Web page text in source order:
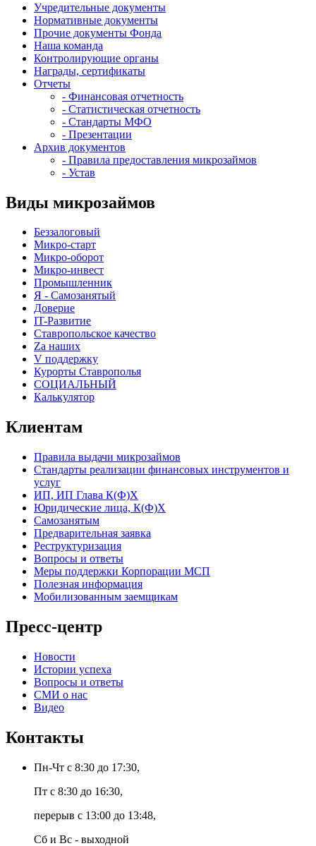
Учредительные документы
Нормативные документы
Прочие документы Фонда
Наша команда
Контролирующие органы
Награды, сертификаты
Отчеты
- Финансовая отчетность
- Статистическая отчетность
- Стандарты МФО
- Презентации
Архив документов
- Правила предоставления микрозаймов
- Устав
Виды микрозаймов
Беззалоговый
Микро-старт
Микро-оборот
Микро-инвест
Промышленник
Я - Самозанятый
Доверие
IT-Развитие
Ставропольское качество
Za наших
V поддержку
Курорты Ставрополья
СОЦИАЛЬНЫЙ
Калькулятор
Клиентам
Правила выдачи микрозаймов
Стандарты реализации финансовых инструментов и
услуг
ИП, ИП Глава К(Ф)Х
Юридические лица, К(Ф)Х
Самозанятым
Предварительная заявка
Реструктуризация
Вопросы и ответы
Меры поддержки Корпорации МСП
Полезная информация
Мобилизованным заемщикам
Пресс-центр
Новости
Истории успеха
Вопросы и ответы
СМИ о нас
Видео
Контакты
Пн-Чт с 8:30 до 17:30,
Пт с 8:30 до 16:30,
перерыв с 13:00 до 13:48,
Сб и Вс - выходной